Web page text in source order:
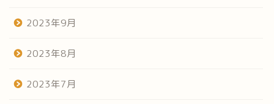
2023年9月
2023年8月
2023年7月